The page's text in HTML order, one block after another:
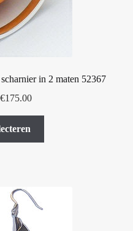
in 2 maten 52367
€175.00Prijsklasse:
€175.00